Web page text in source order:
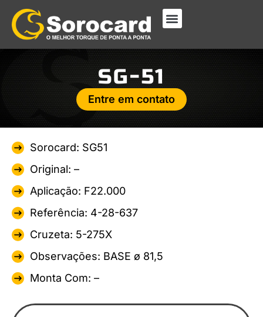
SG-51
Entre em contato
Sorocard: SG51
Original: –
Aplicação: F22.000
Referência: 4-28-637
Cruzeta: 5-275X
Observações: BASE ø 81,5
Monta Com: –